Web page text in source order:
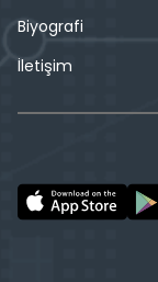
Biyografi
İletişim